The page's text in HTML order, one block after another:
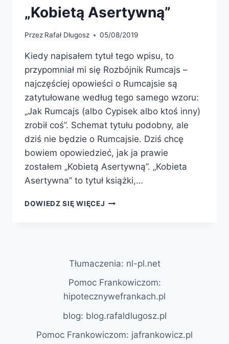
„Kobietą Asertywną”
Przez Rafał Długosz 05/08/2019
Kiedy napisałem tytuł tego wpisu, to
przypomniał mi się Rozbójnik Rumcajs –
najczęściej opowieści o Rumcajsie są
zatytułowane według tego samego wzoru:
„Jak Rumcajs (albo Cypisek albo ktoś inny)
zrobił coś”. Schemat tytułu podobny, ale
dziś nie będzie o Rumcajsie. Dziś chcę
bowiem opowiedzieć, jak ja prawie
zostałem „Kobietą Asertywną”. „Kobieta
Asertywna” to tytuł książki,…
DOWIEDZ SIĘ WIĘCEJ JAK
Tłumaczenia: nl-pl.net
Pomoc Frankowiczom:
hipotecznywefrankach.pl
blog: blog.rafaldlugosz.pl
Pomoc Frankowiczom: jafrankowicz.pl